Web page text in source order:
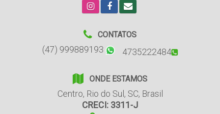
CONTATOS
(47) 999889193 4735222484
ONDE ESTAMOS
Centro, Rio do Sul , SC, Brasil
CRECI: 3311-J